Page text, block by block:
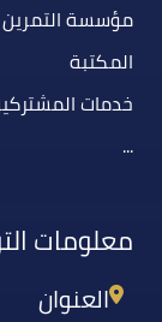
مؤسسة التمرين
المكتبة
خدمات
...
معلومات
العنوان